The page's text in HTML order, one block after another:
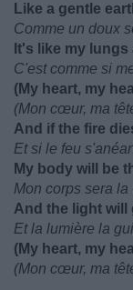
Like a gentle
Comme un doux
It's like my
C'est comme si
(My heart, my
(Mon cœur, ma
And if the fire
Et si le feu
My body will be
Mon corps sera la
And the light will
Et la lumière la
(My heart, my
(Mon cœur, ma